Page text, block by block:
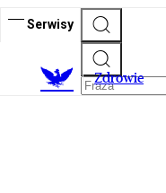
Serwisy
Zdrowie